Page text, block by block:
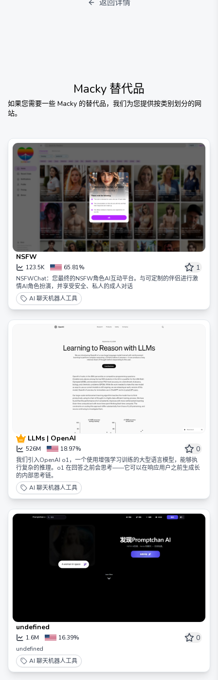
返回详情
Macky 替代品
如果您需要一些 Macky 的替代品，我们为您提供按类别划分的网
站。
NSFW
123.5K 65.81% 1
NSFWChat：您最终的NSFW角色AI互动平台。与可定制的伴侣进行激
情AI角色扮演，并享受安全、私人的成人对话
AI 聊天机器人工具
LLMs | OpenAI
526M 18.97% 0
我们引入OpenAI o1，一个使用增强学习训练的大型语言模型，能够执
行复杂的推理。o1 在回答之前会思考——它可以在响应用户之前生成长
的内部思考链。
AI 聊天机器人工具
undefined
1.6M 16.39% 0
undefined
AI 聊天机器人工具